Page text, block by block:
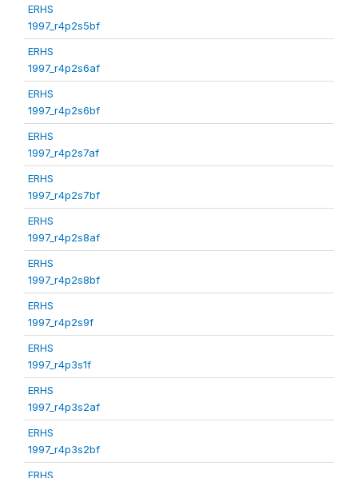
ERHS
1997_r4p2s5bf
ERHS
1997_r4p2s6af
ERHS
1997_r4p2s6bf
ERHS
1997_r4p2s7af
ERHS
1997_r4p2s7bf
ERHS
1997_r4p2s8af
ERHS
1997_r4p2s8bf
ERHS
1997_r4p2s9f
ERHS
1997_r4p3s1f
ERHS
1997_r4p3s2af
ERHS
1997_r4p3s2bf
ERHS